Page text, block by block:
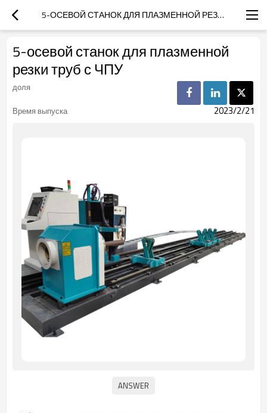
5-ОСЕВОЙ СТАНОК ДЛЯ ПЛАЗМЕННОЙ РЕЗКИ ТРУБ С ЧПУ
5-осевой станок для плазменной
резки труб с ЧПУ
доля
Время выпуска
2023/2/21